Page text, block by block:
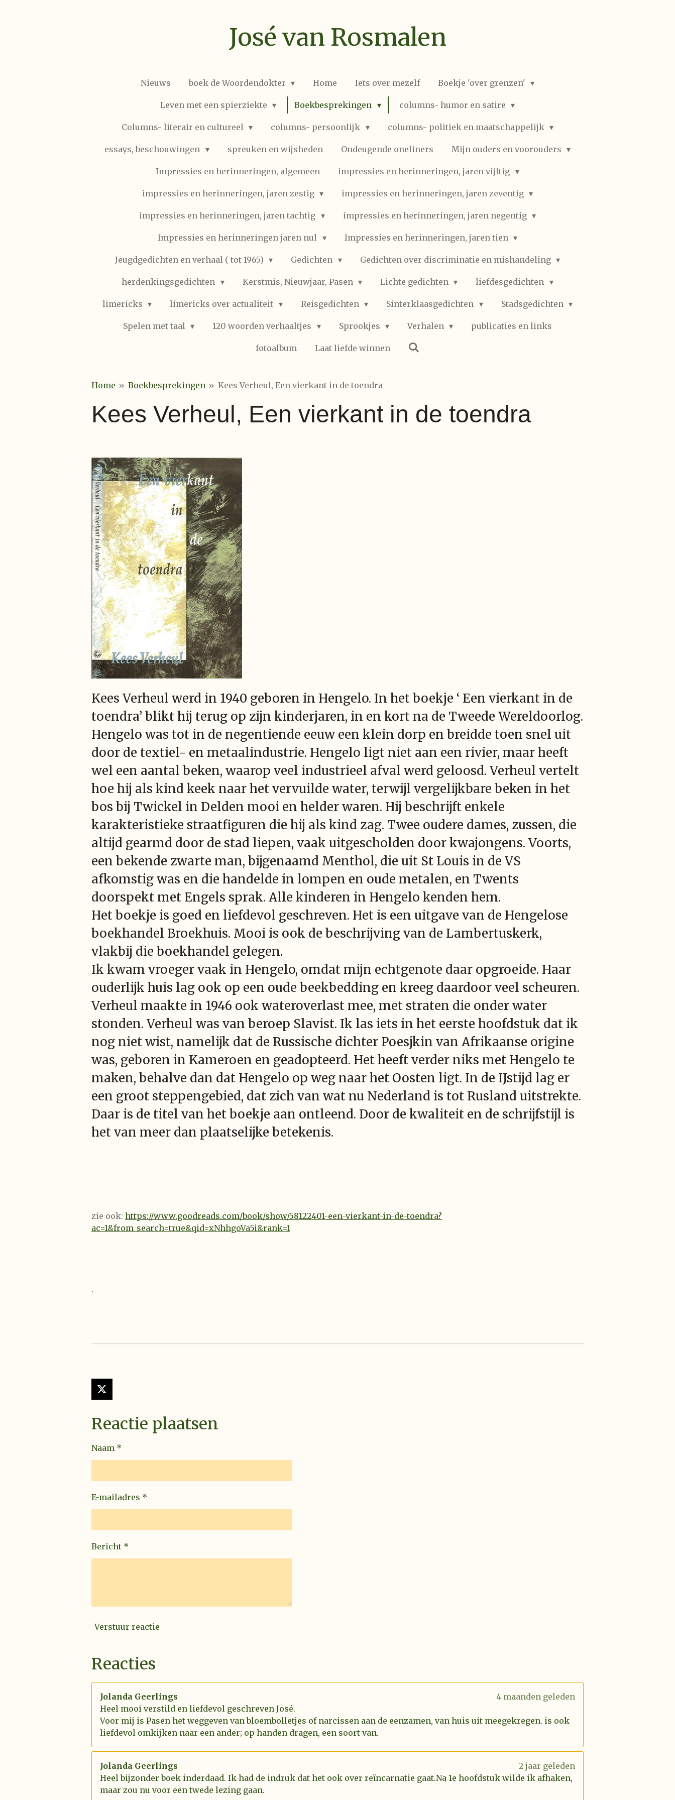
José van Rosmalen
Nieuws boek de Woordendokter Home Iets over mezelf Boekje 'over grenzen'
Leven met een spierziekte Boekbesprekingen columns- humor en satire
Columns- literair en cultureel columns- persoonlijk columns- politiek en maatschappelijk
essays, beschouwingen spreuken en wijsheden Ondeugende oneliners Mijn ouders en voorouders
Impressies en herinneringen, algemeen impressies en herinneringen, jaren vijftig
impressies en herinneringen, jaren zestig impressies en herinneringen, jaren zeventig
impressies en herinneringen, jaren tachtig impressies en herinneringen, jaren negentig
Impressies en herinneringen jaren nul Impressies en herinneringen, jaren tien
Jeugdgedichten en verhaal ( tot 1965) Gedichten Gedichten over discriminatie en mishandeling
herdenkingsgedichten Kerstmis, Nieuwjaar, Pasen Lichte gedichten liefdesgedichten
limericks limericks over actualiteit Reisgedichten Sinterklaasgedichten Stadsgedichten
Spelen met taal 120 woorden verhaaltjes Sprookjes Verhalen publicaties en links
fotoalbum Laat liefde winnen
Home » Boekbesprekingen » Kees Verheul, Een vierkant in de toendra
Kees Verheul, Een vierkant in de toendra
Kees Verheul werd in 1940 geboren in Hengelo. In het boekje ‘ Een vierkant in de
toendra’ blikt hij terug op zijn kinderjaren, in en kort na de Tweede Wereldoorlog.
Hengelo was tot in de negentiende eeuw een klein dorp en breidde toen snel uit
door de textiel- en metaalindustrie. Hengelo ligt niet aan een rivier, maar heeft
wel een aantal beken, waarop veel industrieel afval werd geloosd. Verheul vertelt
hoe hij als kind keek naar het vervuilde water, terwijl vergelijkbare beken in het
bos bij Twickel in Delden mooi en helder waren. Hij beschrijft enkele
karakteristieke straatfiguren die hij als kind zag. Twee oudere dames, zussen, die
altijd gearmd door de stad liepen, vaak uitgescholden door kwajongens. Voorts,
een bekende zwarte man, bijgenaamd Menthol, die uit St Louis in de VS
afkomstig was en die handelde in lompen en oude metalen, en Twents
doorspekt met Engels sprak. Alle kinderen in Hengelo kenden hem.
Het boekje is goed en liefdevol geschreven. Het is een uitgave van de Hengelose
boekhandel Broekhuis. Mooi is ook de beschrijving van de Lambertuskerk,
vlakbij die boekhandel gelegen.
Ik kwam vroeger vaak in Hengelo, omdat mijn echtgenote daar opgroeide. Haar
ouderlijk huis lag ook op een oude beekbedding en kreeg daardoor veel scheuren.
Verheul maakte in 1946 ook wateroverlast mee, met straten die onder water
stonden. Verheul was van beroep Slavist. Ik las iets in het eerste hoofdstuk dat ik
nog niet wist, namelijk dat de Russische dichter Poesjkin van Afrikaanse origine
was, geboren in Kameroen en geadopteerd. Het heeft verder niks met Hengelo te
maken, behalve dan dat Hengelo op weg naar het Oosten ligt. In de IJstijd lag er
een groot steppengebied, dat zich van wat nu Nederland is tot Rusland uitstrekte.
Daar is de titel van het boekje aan ontleend. Door de kwaliteit en de schrijfstijl is
het van meer dan plaatselijke betekenis.
zie ook: https://www.goodreads.com/book/show/58122401-een-vierkant-in-de-toendra?
ac=1&from_search=true&qid=xNhhgoVa5i&rank=1
.
X
Reactie plaatsen
Naam *
E-mailadres *
Bericht *
Verstuur reactie
Reacties
Jolanda Geerlings
4 maanden geleden
Heel mooi verstild en liefdevol geschreven José.
Voor mij is Pasen het weggeven van bloembolletjes of narcissen aan de eenzamen, van huis uit meegekregen. is ook
liefdevol omkijken naar een ander; op handen dragen, een soort van.
Jolanda Geerlings
2 jaar geleden
Heel bijzonder boek inderdaad. Ik had de indruk dat het ook over reïncarnatie gaat.Na 1e hoofdstuk wilde ik afhaken,
maar zou nu voor een twede lezing gaan.